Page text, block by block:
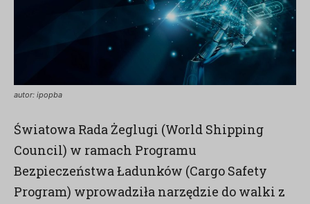
autor: ipopba
Światowa Rada Żeglugi (World Shipping
Council) w ramach Programu
Bezpieczeństwa Ładunków (Cargo Safety
Program) wprowadziła narzędzie do walki z